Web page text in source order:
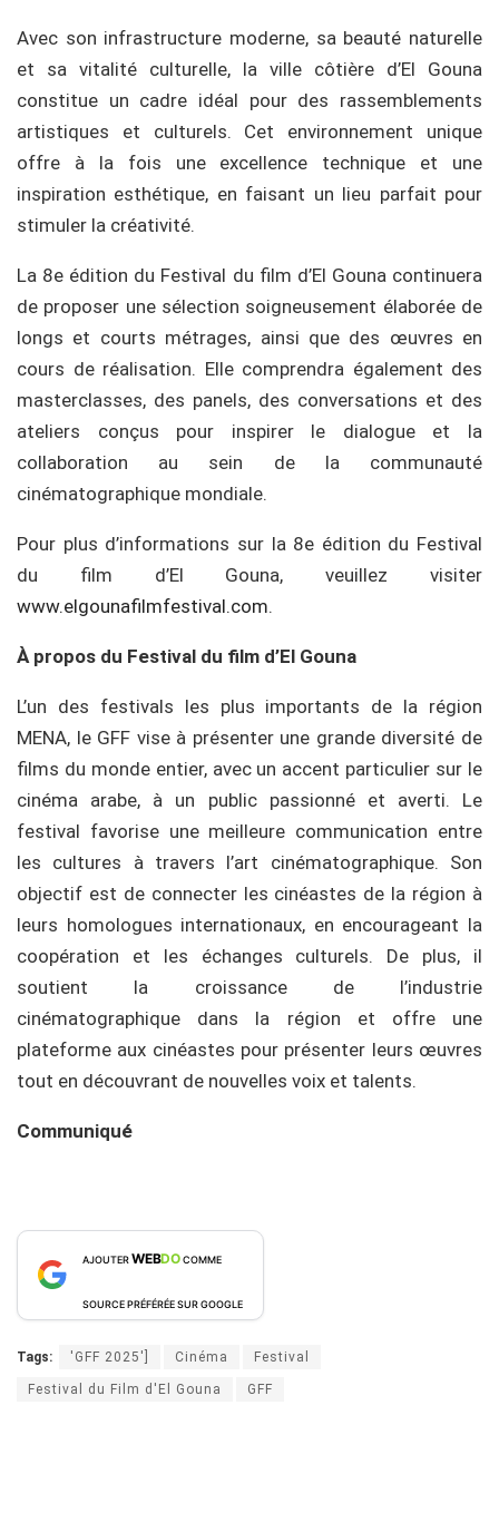
Avec son infrastructure moderne, sa beauté naturelle
et sa vitalité culturelle, la ville côtière d’El Gouna
constitue un cadre idéal pour des rassemblements
artistiques et culturels. Cet environnement unique
offre à la fois une excellence technique et une
inspiration esthétique, en faisant un lieu parfait pour
stimuler la créativité.
La 8e édition du Festival du film d’El Gouna continuera
de proposer une sélection soigneusement élaborée de
longs et courts métrages, ainsi que des œuvres en
cours de réalisation. Elle comprendra également des
masterclasses, des panels, des conversations et des
ateliers conçus pour inspirer le dialogue et la
collaboration au sein de la communauté
cinématographique mondiale.
Pour plus d’informations sur la 8e édition du Festival
du film d’El Gouna, veuillez visiter
www.elgounafilmfestival.com.
À propos du Festival du film d’El Gouna
L’un des festivals les plus importants de la région
MENA, le GFF vise à présenter une grande diversité de
films du monde entier, avec un accent particulier sur le
cinéma arabe, à un public passionné et averti. Le
festival favorise une meilleure communication entre
les cultures à travers l’art cinématographique. Son
objectif est de connecter les cinéastes de la région à
leurs homologues internationaux, en encourageant la
coopération et les échanges culturels. De plus, il
soutient la croissance de l’industrie
cinématographique dans la région et offre une
plateforme aux cinéastes pour présenter leurs œuvres
tout en découvrant de nouvelles voix et talents.
Communiqué
AJOUTERWEBDOCOMME
SOURCE PRÉFÉRÉE SUR GOOGLE
Tags: 'GFF 2025'] Cinéma Festival
Festival du Film d'El Gouna GFF